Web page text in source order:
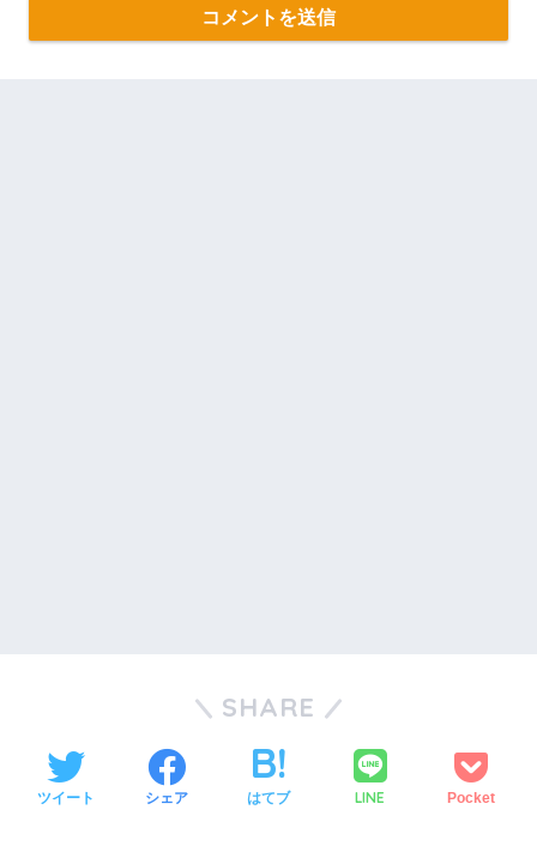
SHARE
ツイート シェア はてブ LINE Pocket